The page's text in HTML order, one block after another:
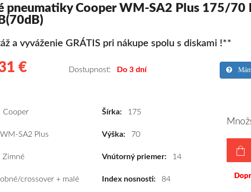
pneumatiky Cooper WM-SA2 Plus 175/70
a vyváženie GRÁTIS pri nákupe spolu s diskami !**
€
Plus
Dostupnosť: Do 3 dní Mám
Cooper
SA2 Plus
Zimné
crossover + malé
Šírka:175
Výška:70
Vnútorný priemer:14
Index nosnosti:84